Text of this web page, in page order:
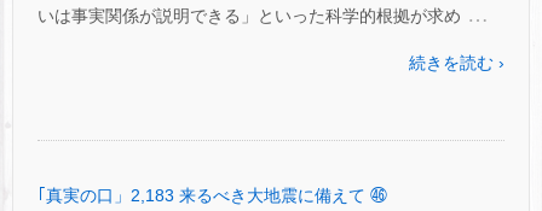
いは事実関係が説明できる」といった科学的根拠が求め …
続きを読む ›
｢真実の口」2,183 来るべき大地震に備えて ㊻